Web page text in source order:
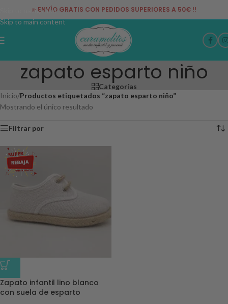
Skip to navigation
Skip to main content
¡¡ ENVÍO GRATIS CON PEDIDOS SUPERIORES A 50€ !!
zapato esparto niño
Categorías
Inicio/Productos etiquetados “zapato esparto niño”
Mostrando el único resultado
Filtrar por
-20%
Zapato infantil lino blanco
con suela de esparto